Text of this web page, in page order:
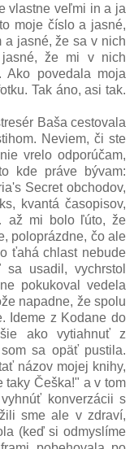
vlastne veľmi in a ja
moje číslo a jasné,
a jasné, že sa v nich
že mi v nich
Ako povedala moja
Tak áno, asi tak.
Baša cestovala
Neviem, či ste
vrelo odporúčam,
kde práve bývam:
Secret obchodov,
kvantá časopisov,
až mi bolo ľúto, že
poloprázdne, čo ale
ťahá chlast nebude
usadil, vychrstol
pokukoval vedela
napadne, že spolu
Ideme z Kodane do
ako vytiahnuť z
sa opäť pustila.
názov mojej knihy,
taky Češka!" a v tom
konverzácii s
sme ale v zdraví,
(keď si odmyslíme